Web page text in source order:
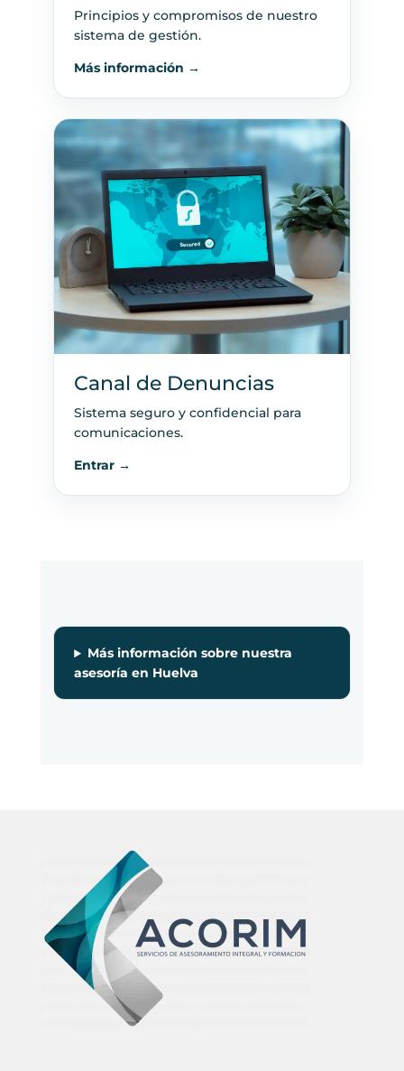
Principios y compromisos de nuestro
sistema de gestión.
Más información →
Canal de Denuncias
Sistema seguro y confidencial para
comunicaciones.
Entrar →
Más información sobre nuestra
asesoría en Huelva